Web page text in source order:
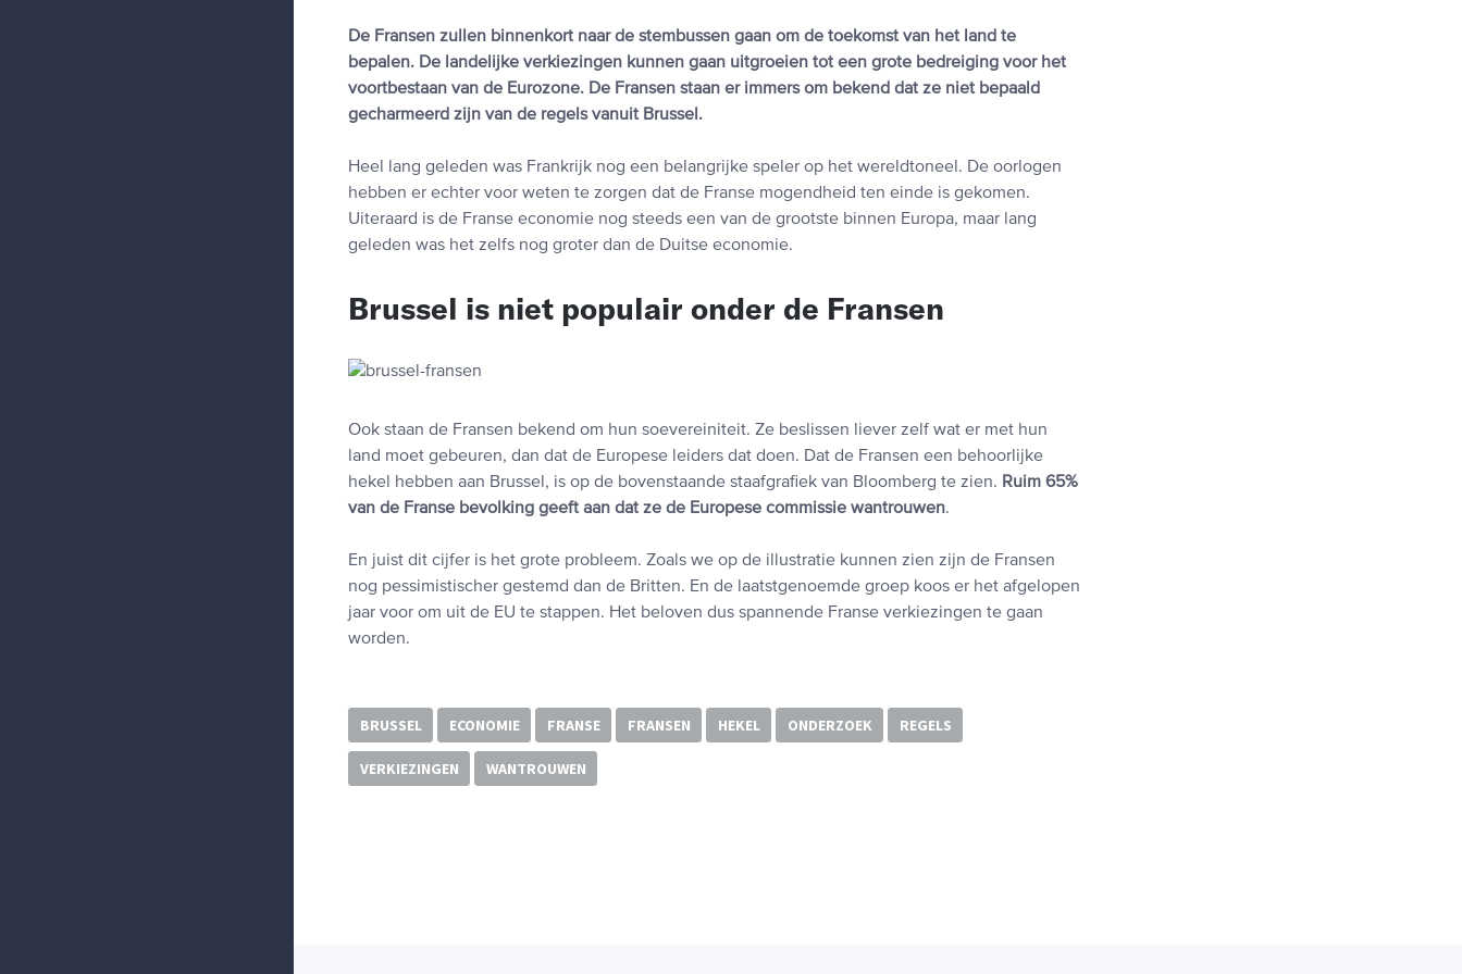
De Fransen zullen binnenkort naar de stembussen gaan om de toekomst van het land te
bepalen. De landelijke verkiezingen kunnen gaan uitgroeien tot een grote bedreiging voor het
voortbestaan van de Eurozone. De Fransen staan er immers om bekend dat ze niet bepaald
gecharmeerd zijn van de regels vanuit Brussel.
Heel lang geleden was Frankrijk nog een belangrijke speler op het wereldtoneel. De oorlogen
hebben er echter voor weten te zorgen dat de Franse mogendheid ten einde is gekomen.
Uiteraard is de Franse economie nog steeds een van de grootste binnen Europa, maar lang
geleden was het zelfs nog groter dan de Duitse economie.
Brussel is niet populair onder de Fransen
Ook staan de Fransen bekend om hun soevereiniteit. Ze beslissen liever zelf wat er met hun
land moet gebeuren, dan dat de Europese leiders dat doen. Dat de Fransen een behoorlijke
hekel hebben aan Brussel, is op de bovenstaande staafgrafiek van Bloomberg te zien. Ruim 65%
van de Franse bevolking geeft aan dat ze de Europese commissie wantrouwen.
En juist dit cijfer is het grote probleem. Zoals we op de illustratie kunnen zien zijn de Fransen
nog pessimistischer gestemd dan de Britten. En de laatstgenoemde groep koos er het afgelopen
jaar voor om uit de EU te stappen. Het beloven dus spannende Franse verkiezingen te gaan
worden.
BRUSSEL ECONOMIE FRANSE FRANSEN HEKEL ONDERZOEK REGELS
VERKIEZINGEN WANTROUWEN